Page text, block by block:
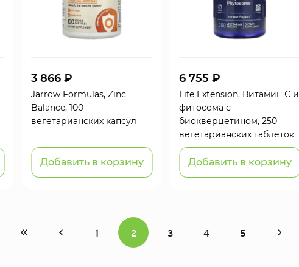
3 866 ₽
Jarrow Formulas, Zinc
Balance, 100
вегетарианских капсул
Добавить в корзину
6 755 ₽
Life Extension, Витамин С и
фитосома с
биокверцетином, 250
вегетарианских таблеток
Добавить в корзину
1 2 3 4 5